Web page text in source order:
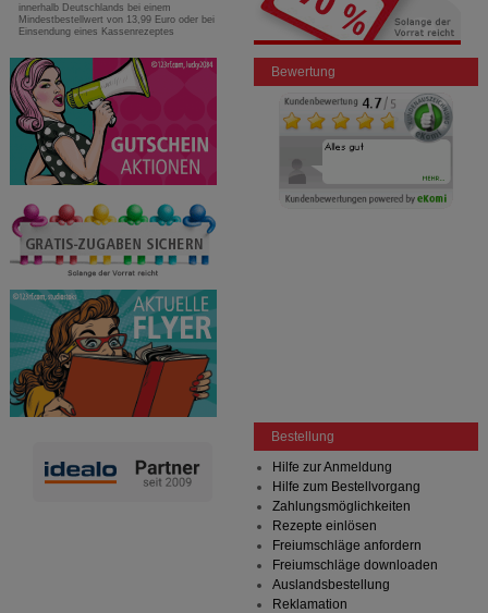
innerhalb Deutschlands bei einem
Mindestbestellwert von 13,99 Euro oder bei
Einsendung eines Kassenrezeptes
Bewertung
Bestellung
Hilfe zur Anmeldung
Hilfe zum Bestellvorgang
Zahlungsmöglichkeiten
Rezepte einlösen
Freiumschläge anfordern
Freiumschläge downloaden
Auslandsbestellung
Reklamation